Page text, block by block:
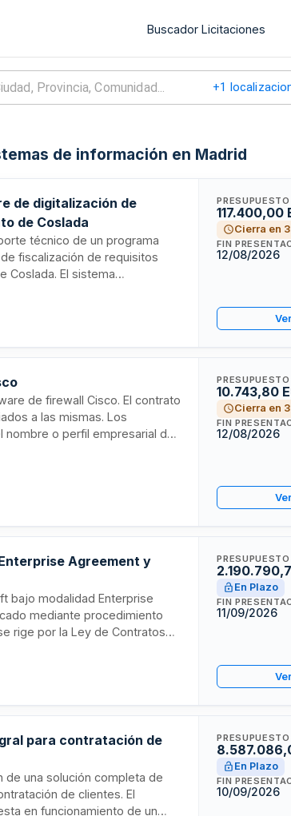
Buscador Licitaciones
+1
de información en Madrid
de digitalización de
de Coslada
técnico de un programa
fiscalización de requisitos
Coslada. El sistema
normativo municipal. Incluye
técnica y actualizaciones
la aplicación.
PRESUPUESTO
117.400,00
Cierra en
FIN
12/08/2026
de firewall Cisco. El contrato
a las mismas. Los
nombre o perfil empresarial de
PRESUPUESTO
10.743,80
Cierra en
FIN
12/08/2026
Agreement y
bajo modalidad Enterprise
mediante procedimiento
rige por la Ley de Contratos
PRESUPUESTO
En Plazo
FIN
11/09/2026
para contratación de
de una solución completa de
de clientes. El
en funcionamiento de un
PRESUPUESTO
En Plazo
FIN
10/09/2026